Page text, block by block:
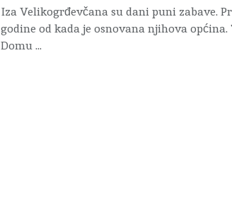
Iza Velikogrđevčana su dani puni zabave.
godine od kada je osnovana njihova
Domu ...